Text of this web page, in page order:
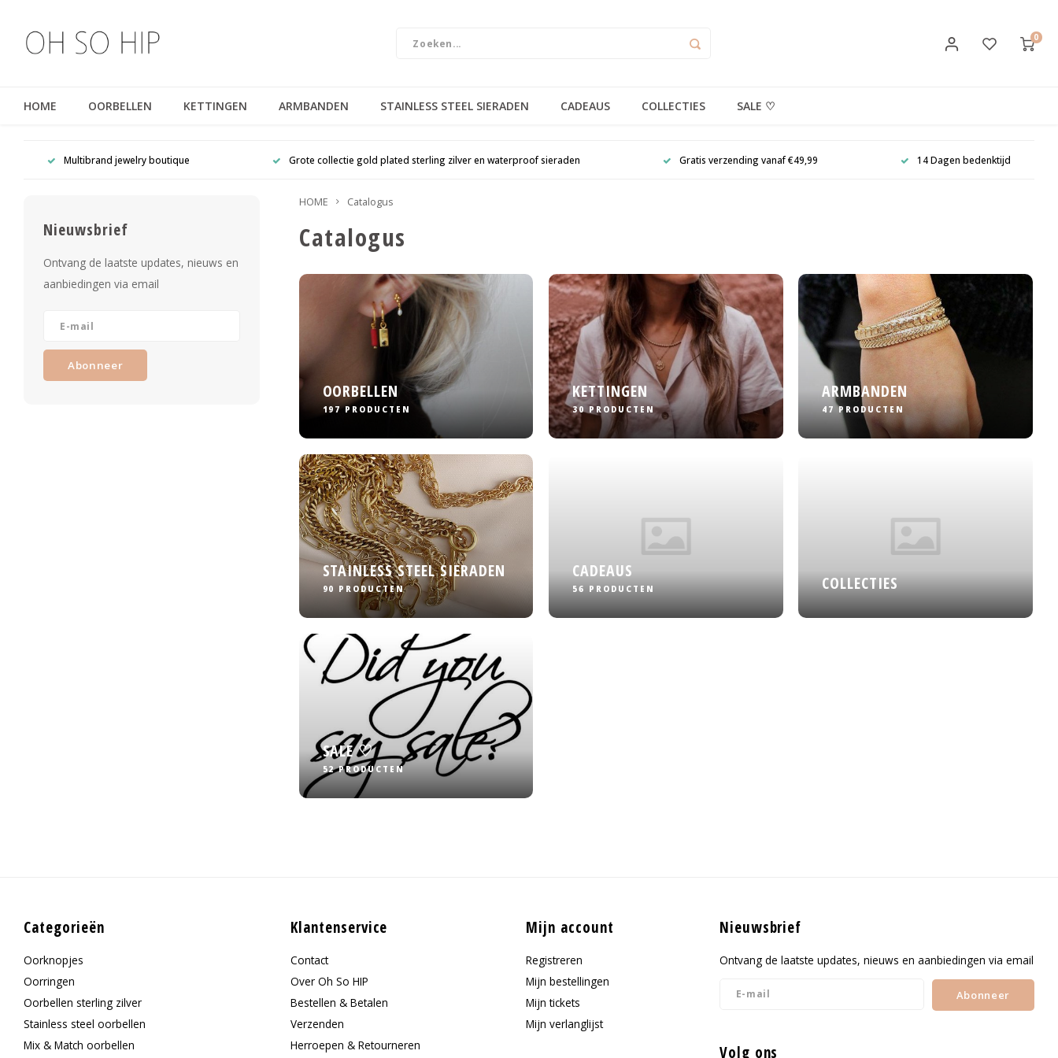
0
HOME OORBELLEN KETTINGEN ARMBANDEN STAINLESS STEEL SIERADEN CADEAUS COLLECTIES SALE ♡
Multibrand jewelry boutique Grote collectie gold plated sterling zilver en waterproof sieraden Gratis verzending vanaf €49,99 14 Dagen bedenktijd
Nieuwsbrief
Ontvang de laatste updates, nieuws en
aanbiedingen via email
Abonneer
HOME Catalogus
Catalogus
OORBELLEN
197 PRODUCTEN
KETTINGEN
30 PRODUCTEN
ARMBANDEN
47 PRODUCTEN
STAINLESS STEEL SIERADEN
90 PRODUCTEN
CADEAUS
56 PRODUCTEN COLLECTIES
SALE ♡
52 PRODUCTEN
Categorieën
Oorknopjes
Oorringen
Oorbellen sterling zilver
Stainless steel oorbellen
Mix & Match oorbellen
Klantenservice
Contact
Over Oh So HIP
Bestellen & Betalen
Verzenden
Herroepen & Retourneren
Mijn account
Registreren
Mijn bestellingen
Mijn tickets
Mijn verlanglijst
Nieuwsbrief
Ontvang de laatste updates, nieuws en aanbiedingen via email
Abonneer
Volg ons